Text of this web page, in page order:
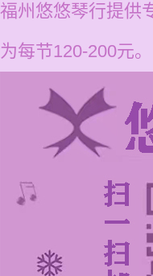
福州悠悠琴行提供
为每节120-200元。